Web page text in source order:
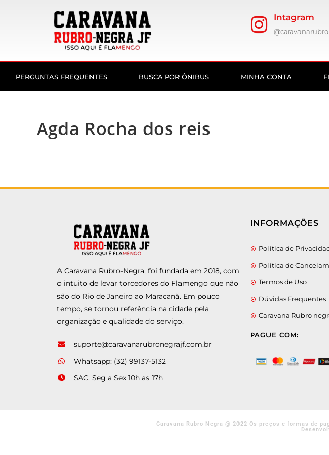
Intagram
PERGUNTAS FREQUENTES BUSCA POR ÔNIBUS MINHA CONTA
Agda Rocha dos reis
A Caravana Rubro-Negra, foi fundada em 2018, com
o intuito de levar torcedores do Flamengo que não
são do Rio de Janeiro ao Maracanã. Em pouco
tempo, se tornou referência na cidade pela
organização e qualidade do serviço.
suporte@caravanarubronegrajf.com.br
Whatsapp: (32) 99137-5132
SAC: Seg a Sex 10h as 17h
INFORMAÇÕES
Política de
Política de
Termos de Uso
Dúvidas Frequentes
Caravana Rubro
PAGUE COM:
Caravana Rubro Negra @ 2022 Os preços e formas de